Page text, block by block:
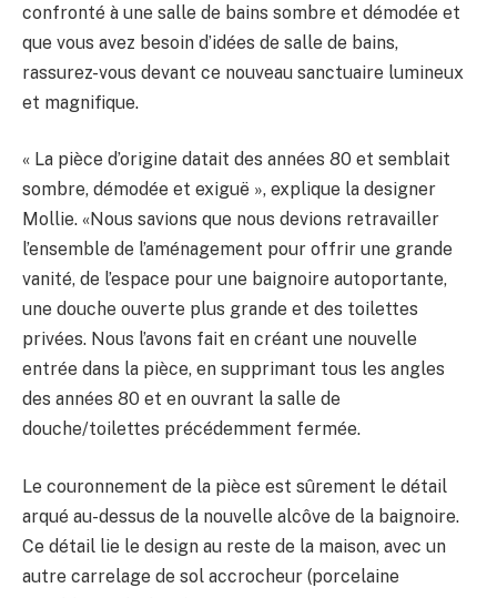
confronté à une salle de bains sombre et démodée et
que vous avez besoin d’idées de salle de bains,
rassurez-vous devant ce nouveau sanctuaire lumineux
et magnifique.
« La pièce d’origine datait des années 80 et semblait
sombre, démodée et exiguë », explique la designer
Mollie. «Nous savions que nous devions retravailler
l’ensemble de l’aménagement pour offrir une grande
vanité, de l’espace pour une baignoire autoportante,
une douche ouverte plus grande et des toilettes
privées. Nous l’avons fait en créant une nouvelle
entrée dans la pièce, en supprimant tous les angles
des années 80 et en ouvrant la salle de
douche/toilettes précédemment fermée.
Le couronnement de la pièce est sûrement le détail
arqué au-dessus de la nouvelle alcôve de la baignoire.
Ce détail lie le design au reste de la maison, avec un
autre carrelage de sol accrocheur (porcelaine